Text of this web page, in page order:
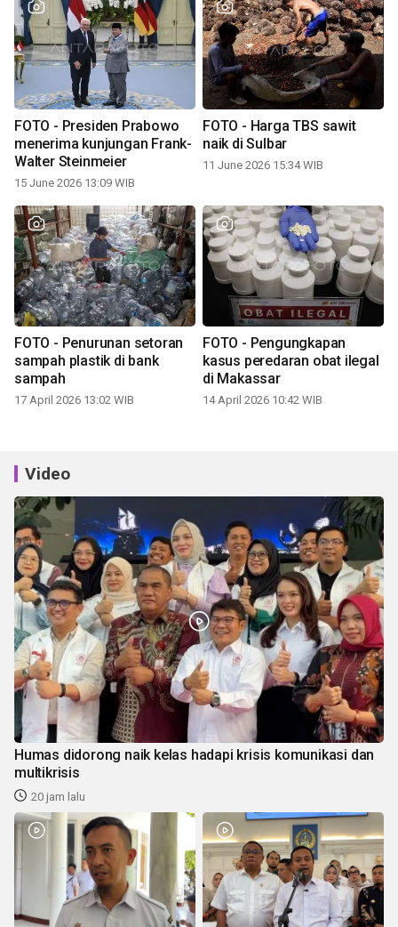
FOTO - Presiden Prabowo
menerima kunjungan Frank-
Walter Steinmeier
15 June 2026 13:09 WIB
FOTO - Harga TBS sawit
naik di Sulbar
11 June 2026 15:34 WIB
FOTO - Penurunan setoran
sampah plastik di bank
sampah
17 April 2026 13:02 WIB
FOTO - Pengungkapan
kasus peredaran obat ilegal
di Makassar
14 April 2026 10:42 WIB
Video
Humas didorong naik kelas hadapi krisis komunikasi dan
multikrisis
20 jam lalu